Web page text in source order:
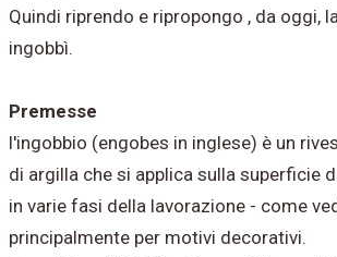
Quindi riprendo e ripropongo , da oggi,
ingobbì.
Premesse
l'ingobbio (engobes in inglese) è un
di argilla che si applica sulla superficie
in varie fasi della lavorazione - come
principalmente per motivi decorativi.